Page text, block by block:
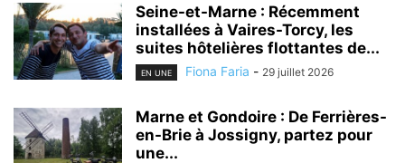
Seine-et-Marne : Récemment
installées à Vaires-Torcy, les
suites hôtelières flottantes de...
EN UNE Fiona Faria - 29 juillet 2026
Marne et Gondoire : De Ferrières-
en-Brie à Jossigny, partez pour
une...